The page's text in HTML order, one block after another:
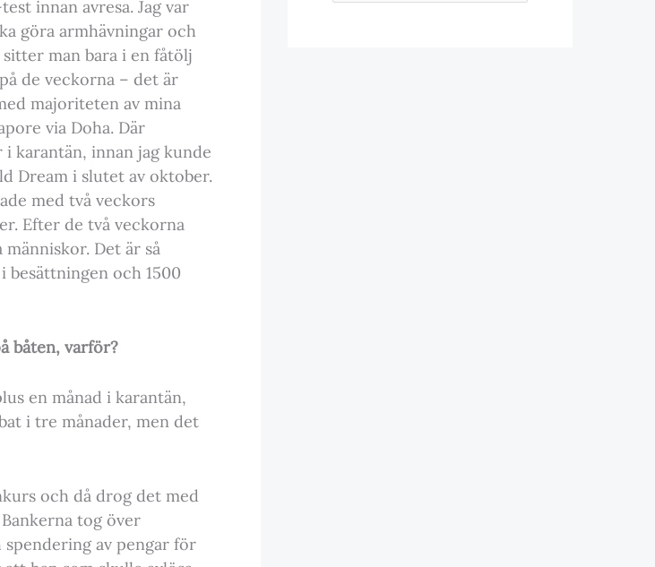
innan avresa. Jag var
göra armhävningar och
man bara i en fåtölj
de veckorna – det är
majoriteten av mina
via Doha. Där
karantän, innan jag kunde
Dream i slutet av oktober.
med två veckors
Efter de två veckorna
Det är så
besättningen och 1500
båten, varför?
en månad i karantän,
i tre månader, men det
och då drog det med
tog över
av pengar för